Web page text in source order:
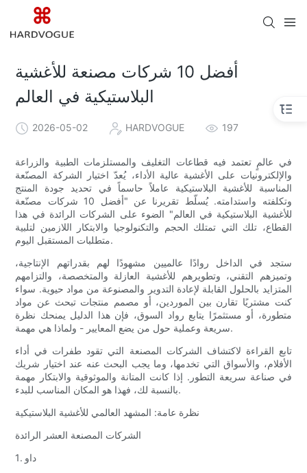
أفضل 10 شركات مصنعة للأغشية
البلاستيكية في العالم
2026-05-02 HARDVOGUE 197
في عالمٍ تعتمد فيه قطاعات التغليف والمستلزمات الطبية والزراعة
والإلكترونيات على الأغشية عالية الأداء، يُعدّ اختيار الشركة المصنّعة
المناسبة للأغشية البلاستيكية عاملاً حاسماً في تحديد جودة المنتج
وتكلفته واستدامته. يُسلّط تقريرنا عن "أفضل 10 شركات مصنّعة
للأغشية البلاستيكية في العالم" الضوء على الشركات الرائدة في هذا
القطاع، تلك التي تمتلك الحجم والتكنولوجيا والابتكار اللازمين لتلبية
متطلبات المستقبل اليوم.
ستجد في الداخل روادًا عالميين مشهودًا لهم بقدراتهم الإنتاجية،
وتميزهم التقني، وتطويرهم للأغشية العازلة والمتخصصة، والتزامهم
المتزايد بالحلول القابلة لإعادة التدوير والمصنوعة من مواد حيوية. سواء
كنت مشتريًا تقارن بين الموردين، أو مصمم منتجات تبحث عن مواد
متطورة، أو مستثمرًا يتابع رواد السوق، فإن هذا الدليل يمنحك نظرة
سريعة وعملية حول من يضع المعايير - ولماذا هي مهمة.
تابع القراءة لاكتشاف الشركات المصنعة التي تقود طفرات في أداء
الأفلام، والأسواق التي تخدمها، وما يجب البحث عنه عند اختيار شريك
في صناعة سريعة التطور. إذا كانت المتانة والموثوقية والابتكار مهمة
بالنسبة لك، فهذا هو المكان المناسب للبدء.
نظرة عامة: المشهد العالمي للأغشية البلاستيكية
الشركات المصنعة العشر الرائدة
1. داو